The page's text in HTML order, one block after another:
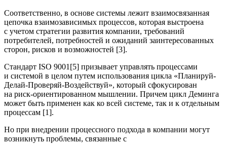
Соответственно, в основе системы лежит взаимосвязанная
цепочка взаимозависимых процессов, которая выстроена
с учетом стратегии развития компании, требований
потребителей, потребностей и ожиданий заинтересованных
сторон, рисков и возможностей [3].
Стандарт ISO 9001[5] призывает управлять процессами
и системой в целом путем использования цикла «Планируй-
Делай-Проверяй-Воздействуй», который сфокусирован
на риск-ориентированном мышлении. Причем цикл Деминга
может быть применен как ко всей системе, так и к отдельным
процессам [1].
Но при внедрении процессного подхода в компании могут
возникнуть проблемы, связанные с